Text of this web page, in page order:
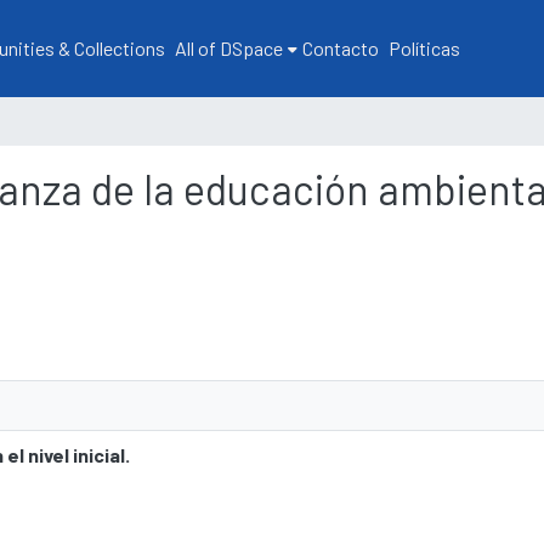
& Collections All of DSpace Contacto Políticas
de la educación
nivel inicial.